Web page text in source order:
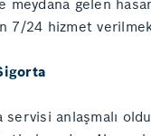
gelen
7/24 hizmet
servisi anlaşmalı